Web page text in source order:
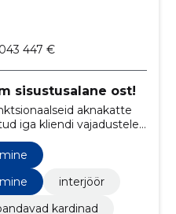
447 €
sisustusalane ost!
aknakatte
iga kliendi vajadustele.
konsultatsioonist ja
paigalduse ja
interjöör
kardinad